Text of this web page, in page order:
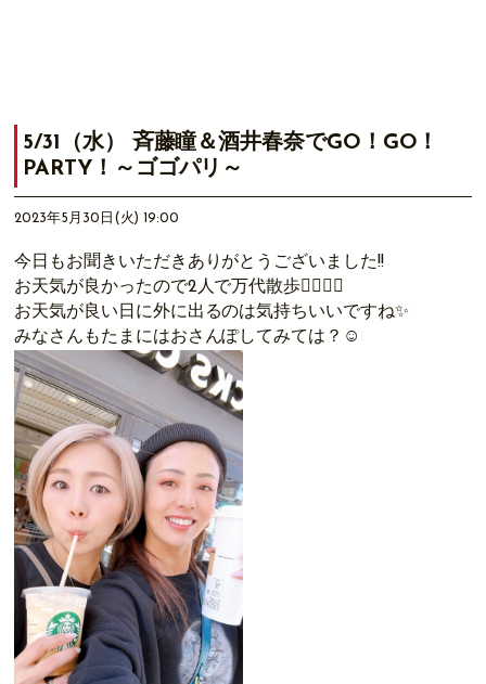
5/31（水） 斉藤瞳＆酒井春奈でGO！GO！
PARTY！～ゴゴパリ～
2023年5月30日(火) 19:00
今日もお聞きいただきありがとうございました!!
お天気が良かったので2人で万代散歩🚶‍♀️🚶‍♀️
お天気が良い日に外に出るのは気持ちいいですね✨
みなさんもたまにはおさんぽしてみては？☺️